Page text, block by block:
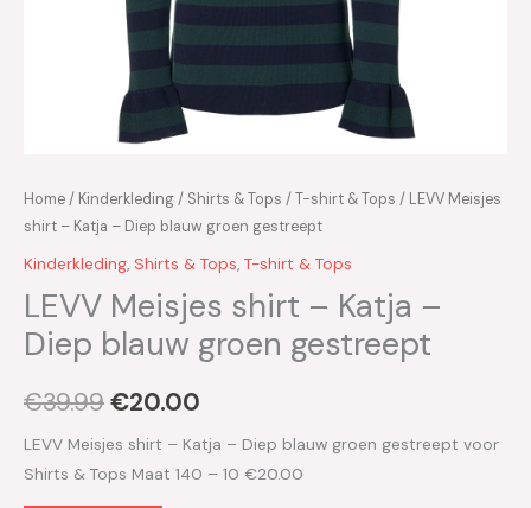
Home/ Kinderkleding/ Shirts & Tops /T-shirt & Tops / LEVV Meisjes
shirt – Katja – Diep blauw groen gestreept
Kinderkleding, Shirts & Tops, T-shirt & Tops
LEVV Meisjes shirt – Katja –
Diep blauw groen gestreept
€39.99€20.00
LEVV Meisjes shirt – Katja – Diep blauw groen gestreept voor
Shirts & Tops Maat 140 – 10 €20.00